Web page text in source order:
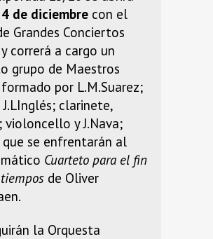
4 de diciembre con el
Grandes Conciertos
y correrá a cargo un
grupo de Maestros
formado por L.M.Suarez;
clarinete,
violoncello y J.Nava;
que se enfrentarán al
Cuarteto para el fin
de Oliver
la Orquesta